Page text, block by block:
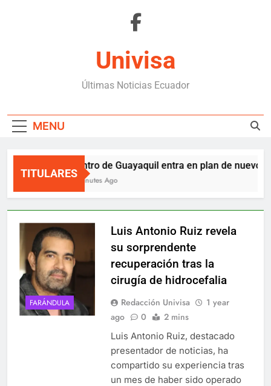
Univisa
Últimas Noticias Ecuador
MENU
TITULARES
Centro de Guayaquil entra en plan de nuevos
8 Minutes Ago
FARÁNDULA
Luis Antonio Ruiz revela
su sorprendente
recuperación tras la
cirugía de hidrocefalia
Redacción Univisa
1 year
ago
0 2 mins
Luis Antonio Ruiz, destacado
presentador de noticias, ha
compartido su experiencia tras
un mes de haber sido operado